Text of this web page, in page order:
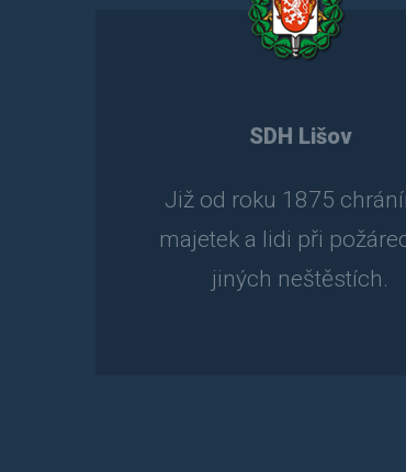
SDH Lišov
Již od roku 1875
majetek a lidi při
jiných neštěstích.